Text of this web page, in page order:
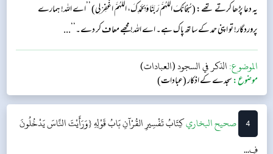
یہ دعا پڑھا کرتے تھے: (سُبْحَانَكَ اللَّهُمَّ رَبَّنَا وَبِحَمْدِكَ، اللَّهُمَّ اغْفِرْ لِي) ’’اے اللہ! ہمارے
پروردگار! تو اپنی حمد کے ساتھ پاک ہے۔ اے اللہ! مجھے معاف کر دے۔‘‘...
الموضوع:الذكر في السجود (العبادات)
موضوع:سجدے کے اذکار (عبادات)
4 ‌‌صحيح البخاريكِتَابُ تَفْسِيرِ القُرْآنِبَابُ قَوْلِهِ {وَرَأَيْتَ النَّاسَ يَدْخُلُونَ
فِ...